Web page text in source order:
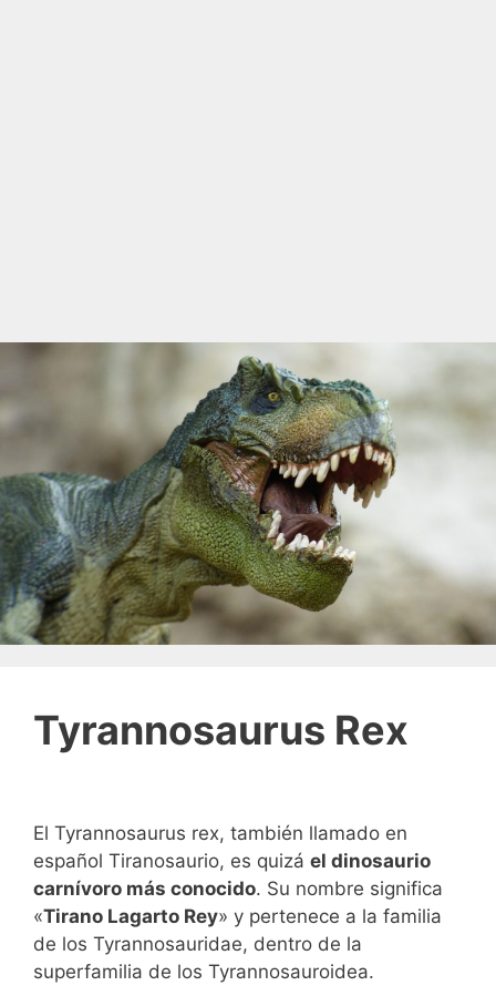
Tyrannosaurus Rex
El Tyrannosaurus rex, también llamado en
español Tiranosaurio, es quizá el dinosaurio
carnívoro más conocido. Su nombre significa
«Tirano Lagarto Rey» y pertenece a la familia
de los Tyrannosauridae, dentro de la
superfamilia de los Tyrannosauroidea.